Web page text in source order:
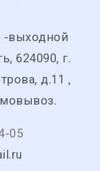
-выходной
624090, г.
д.11 ,
05